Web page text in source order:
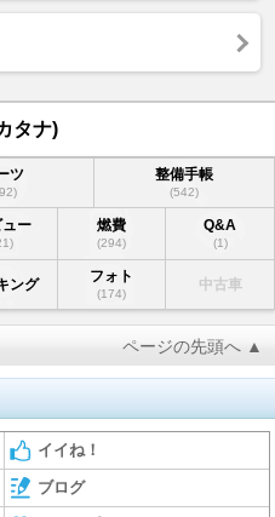
タナ)
ツ 整備手帳
(542)
ュー 燃費
(294)
Q&A
(1)
ング フォト
(174)
中古車
ページの先頭へ ▲
イイね！
ブログ